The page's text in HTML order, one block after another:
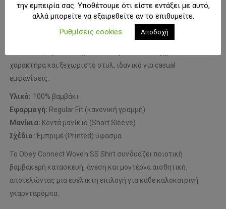
Regular Fitεφαρμογή, που
προσφέρει άνετη και φυσική εφαρμογή για καθημερινή χρήση.
χαρακτήρα και ξεχωριστό στυλ, ιδανικό για casual
εμφανίσεις.
Υλικό: 100% βαμβάκι
Εφαρμογή: Regular Fit (κανονική γραμμή)
Μανίκια: Κοντά μανίκια (Short Sleeve)
Σχέδιο: Εμπριμέ (Printed) ύφασμα
Το Obey Connect Woven SS Shirt συνδυάζει ποιοτική
βαμβακερή κατασκευή, άνεση και μοντέρνα αισθητική,
αποτελώντας μια ευέλικτη επιλογή για κάθε καλοκαιρινή
γκαρνταρόμπα.
την εμπειρία σας. Υποθέτουμε ότι είστε εντάξει με αυτό,
αλλά μπορείτε να εξαιρεθείτε αν το επιθυμείτε.
Ρυθμίσεις cookies
Αποδοχή